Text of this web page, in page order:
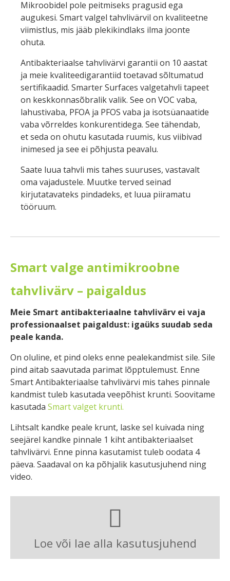
Mikroobidel pole peitmiseks pragusid ega
augukesi. Smart valgel tahvlivärvil on kvaliteetne
viimistlus, mis jääb plekikindlaks ilma joonte
ohuta.
Antibakteriaalse tahvlivärvi garantii on 10 aastat
ja meie kvaliteedigarantiid toetavad sõltumatud
sertifikaadid. Smarter Surfaces valgetahvli tapeet
on keskkonnasõbralik valik. See on VOC vaba,
lahustivaba, PFOA ja PFOS vaba ja isotsüanaatide
vaba võrreldes konkurentidega. See tähendab,
et seda on ohutu kasutada ruumis, kus viibivad
inimesed ja see ei põhjusta peavalu.
Saate luua tahvli mis tahes suuruses, vastavalt
oma vajadustele. Muutke terved seinad
kirjutatavateks pindadeks, et luua piiramatu
tööruum.
Smart valge antimikroobne
tahvlivärv – paigaldus
Meie Smart antibakteriaalne tahvlivärv ei vaja
professionaalset paigaldust: igaüks suudab seda
peale kanda.
On oluline, et pind oleks enne pealekandmist sile. Sile
pind aitab saavutada parimat lõpptulemust. Enne
Smart Antibakteriaalse tahvlivärvi mis tahes pinnale
kandmist tuleb kasutada veepõhist krunti. Soovitame
kasutada Smart valget krunti.
Lihtsalt kandke peale krunt, laske sel kuivada ning
seejärel kandke pinnale 1 kiht antibakteriaalset
tahvlivärvi. Enne pinna kasutamist tuleb oodata 4
päeva. Saadaval on ka põhjalik kasutusjuhend ning
video.
Loe või lae alla kasutusjuhend